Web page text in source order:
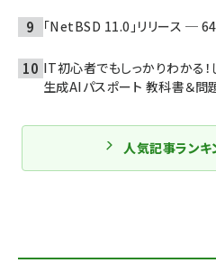
「NetBSD 11.0」リリース ─
IT初心者でもしっかりわかる
生成AIパスポート 教科書＆問
人気記事ランキ